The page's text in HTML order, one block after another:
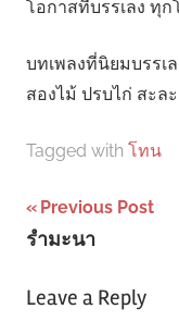
โอกาสที่บรรเลง ทุก
บทเพลงที่นิยมบรรเ
สองไม้ ปรบไก่ สะล
Tagged with โทน
Post
navigation
Previous Post
รำมะนา
Leave a Reply